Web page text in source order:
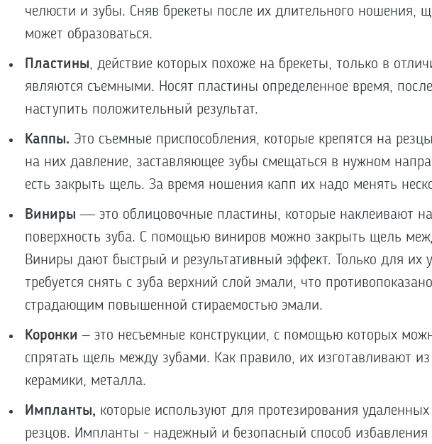
челюсти и зубы. Сняв брекеты после их длительного ношения,
может образоваться.
Пластины, действие которых похоже на брекеты, только в
являются съемными. Носят пластины определенное время,
наступить положительный результат.
Каппы. Это съемные приспособления, которые крепятся на
на них давление, заставляющее зубы смещаться в нужном
есть закрыть щель. За время ношения капп их надо менять
Виниры — это облицовочные пластины, которые наклеивают
поверхность зуба. С помощью виниров можно закрыть щель
Виниры дают быстрый и результативный эффект. Только для их
требуется снять с зуба верхний слой эмали, что
страдающим повышенной стираемостью эмали.
Коронки – это несъемные конструкции, с помощью которых
спрятать щель между зубами. Как правило, их изготавливают
керамики, металла.
Импланты, которые используют для протезирования
резцов. Импланты - надежный и безопасный способ избавления